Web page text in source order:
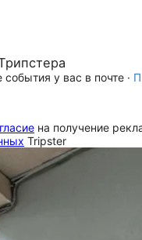
у вас в почте ·
на получение
Tripster